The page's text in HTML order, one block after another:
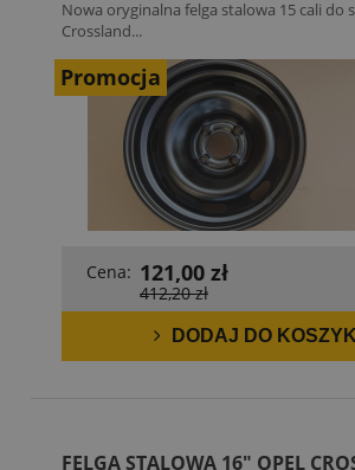
Nowa oryginalna felga stalowa 15 cali do
Crossland...
Cena: 121,00 zł
412,20 zł
DODAJ DO
Promocja
FELGA STALOWA 16" OPEL